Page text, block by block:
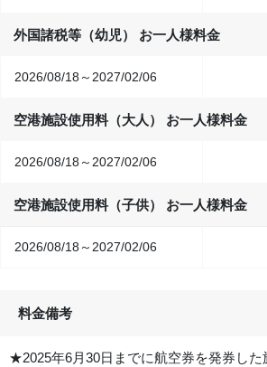
外国諸税等（幼児） お一人様料金
2026/08/18～2027/02/06
空港施設使用料（大人） お一人様料金
2026/08/18～2027/02/06
空港施設使用料（子供） お一人様料金
2026/08/18～2027/02/06
料金備考
★2025年6月30日までに航空券を発券した